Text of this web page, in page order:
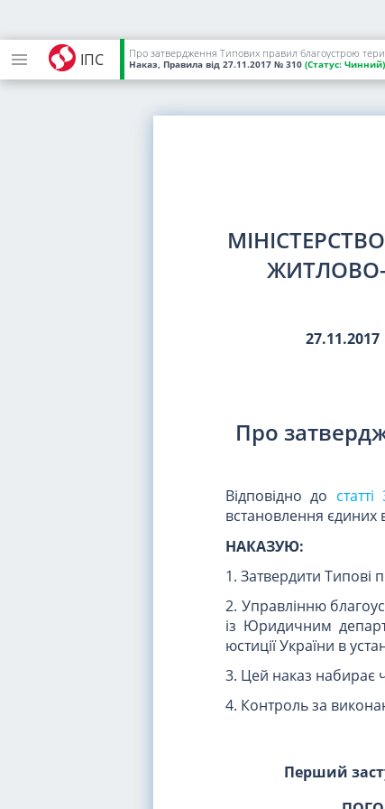
ІПС Про затвердження Типових правил благоустрою
Наказ, Правила від 27.11.2017 № 310 (Статус: Чинний)
27.11.2017
Про
Відповідно до
встановлення єдиних
НАКАЗУЮ:
1. Затвердити Типові
2. Управлінню
із Юридичним
юстиції України в
3. Цей наказ набирає
4. Контроль за
Перший